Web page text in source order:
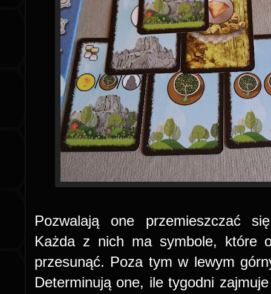
Pozwalają one przemieszczać
Każda z nich ma symbole, które
przesunąć. Poza tym w lewym
Determinują one, ile tygodni